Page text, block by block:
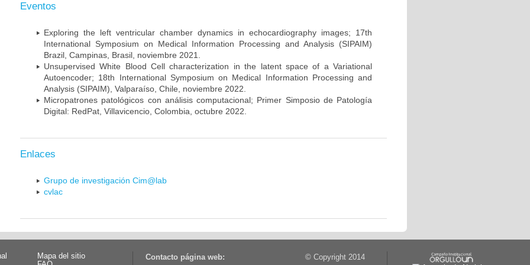
Eventos
Exploring the left ventricular chamber dynamics in echocardiography images; 17th
International Symposium on Medical Information Processing and Analysis (SIPAIM)
Brazil, Campinas, Brasil, noviembre 2021.
Unsupervised White Blood Cell characterization in the latent space of a Variational
Autoencoder; 18th International Symposium on Medical Information Processing and
Analysis (SIPAIM), Valparaíso, Chile, noviembre 2022.
Micropatrones patológicos con análisis computacional; Primer Simposio de Patología
Digital: RedPat, Villavicencio, Colombia, octubre 2022.
Enlaces
Grupo de investigación Cim@lab
cvlac
Mapa del sitio
Contacto página web: © Copyright 2014